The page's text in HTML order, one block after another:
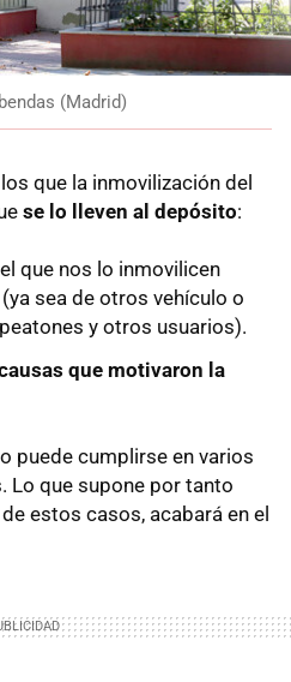
(Madrid)
que la inmovilización del
se lo lleven al depósito:
que nos lo inmovilicen
(ya sea de otros vehículo o
y otros usuarios).
que motivaron la
puede cumplirse en varios
Lo que supone por tanto
estos casos, acabará en el